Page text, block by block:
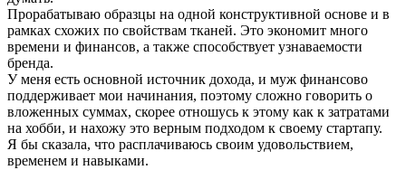
Прорабатываю образцы на одной конструктивной основе и в
рамках схожих по свойствам тканей. Это экономит много
времени и финансов, а также способствует узнаваемости
бренда.
У меня есть основной источник дохода, и муж финансово
поддерживает мои начинания, поэтому сложно говорить о
вложенных суммах, скорее отношусь к этому как к затратами
на хобби, и нахожу это верным подходом к своему стартапу.
Я бы сказала, что расплачиваюсь своим удовольствием,
временем и навыками.